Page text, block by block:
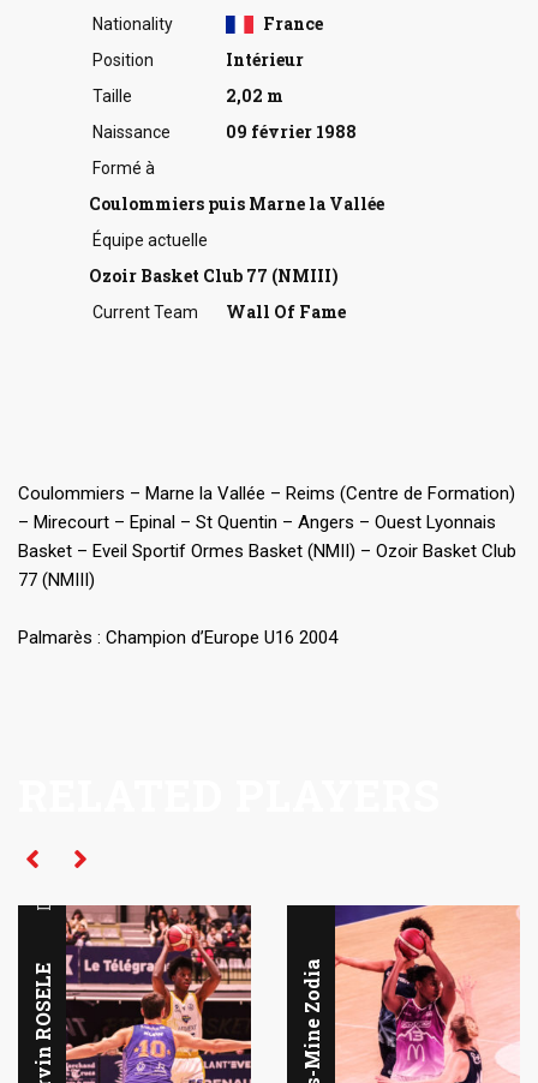
Nationality France
Position Intérieur
Taille 2,02 m
Naissance 09 février 1988
Formé à
Coulommiers puis Marne la Vallée
Équipe actuelle
Ozoir Basket Club 77 (NMIII)
Current Team Wall Of Fame
Coulommiers – Marne la Vallée – Reims (Centre de Formation)
– Mirecourt – Epinal – St Quentin – Angers – Ouest Lyonnais
Basket – Eveil Sportif Ormes Basket (NMII) – Ozoir Basket Club
77 (NMIII)
Palmarès : Champion d’Europe U16 2004
Marvin ROSELE
Intérieur
Jess-Mine Zodia